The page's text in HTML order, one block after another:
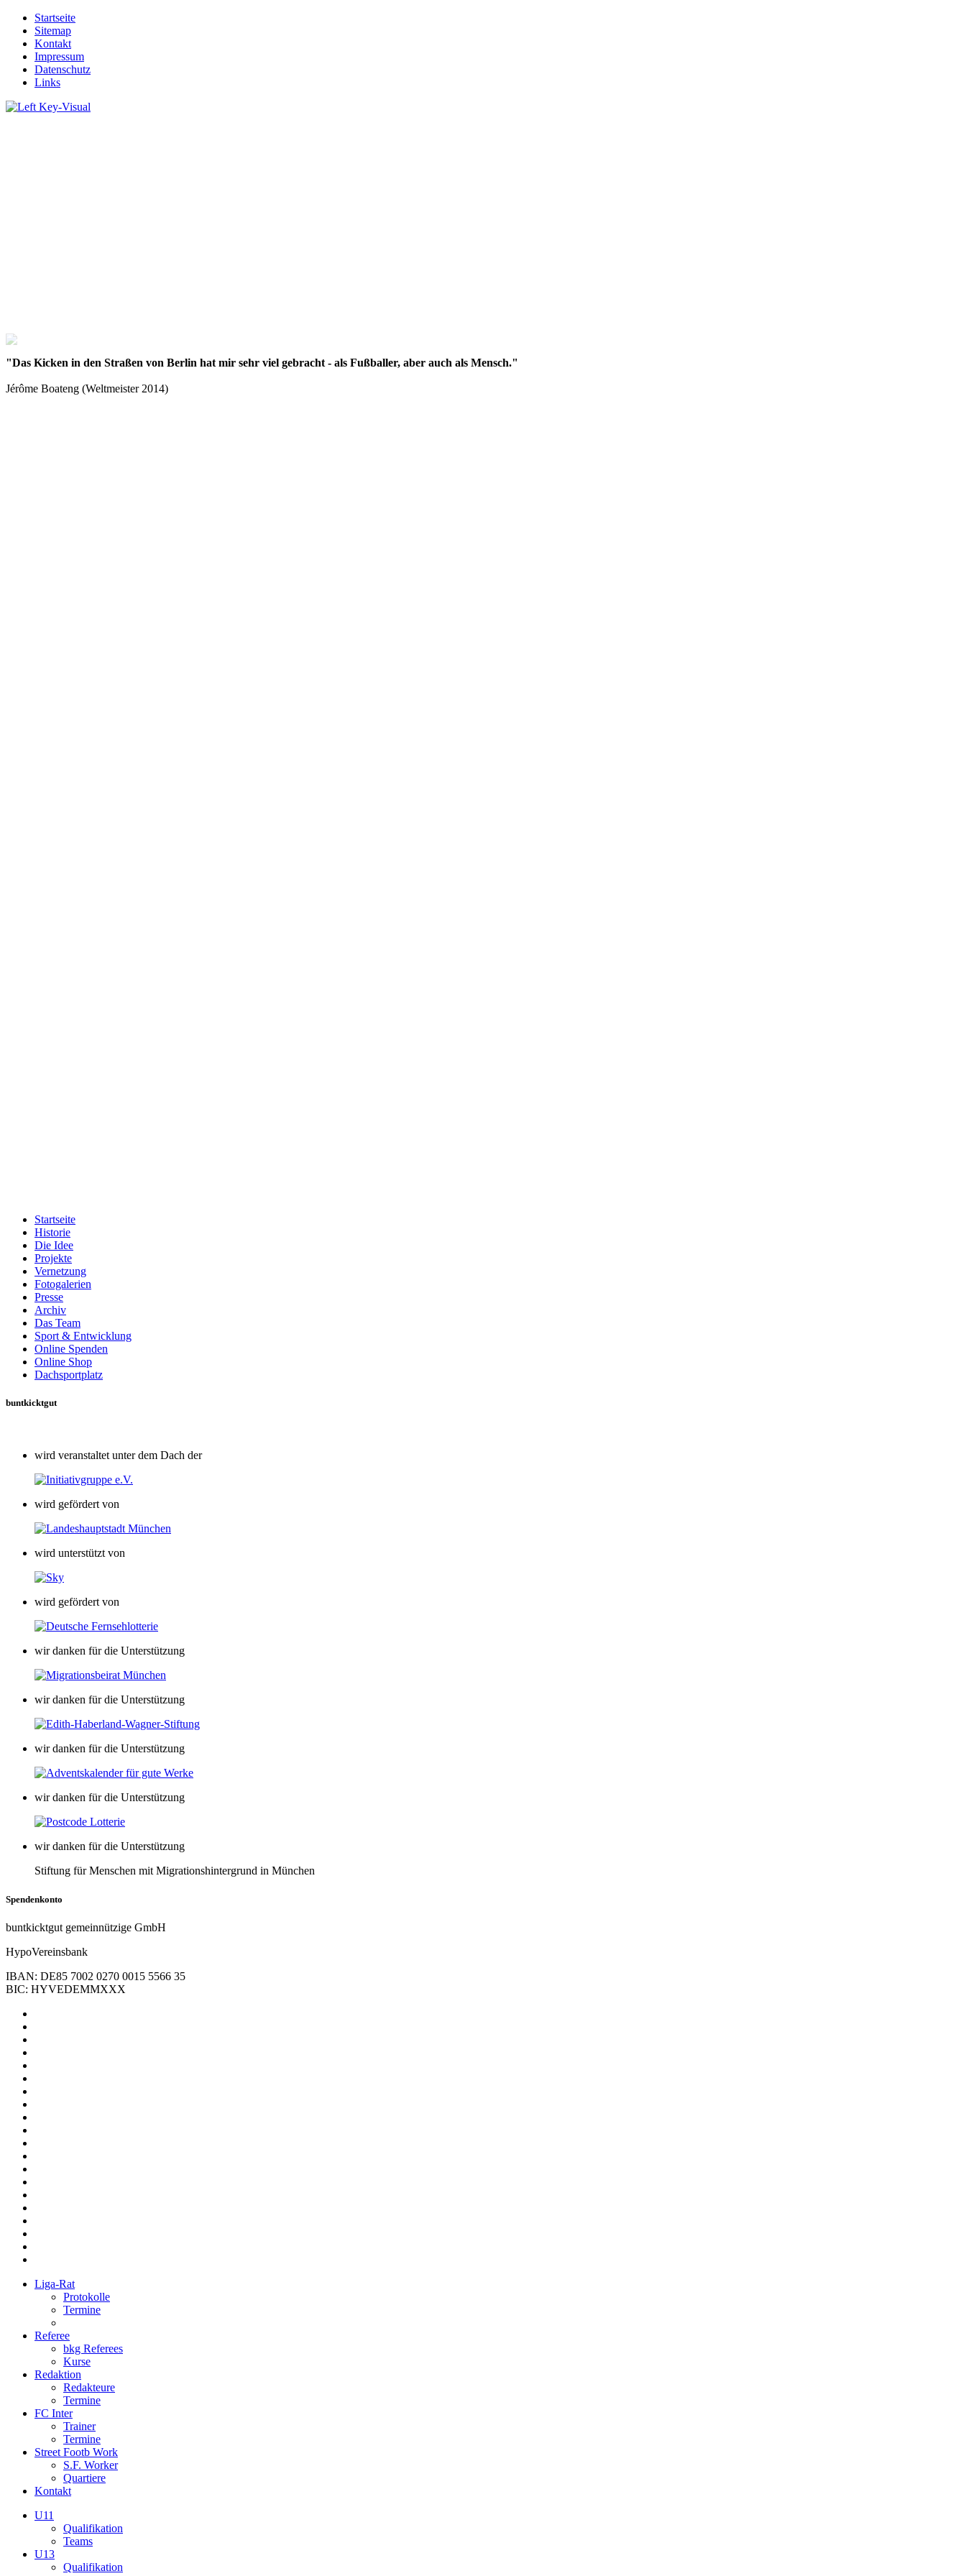
Startseite
Sitemap
Kontakt
Impressum
Datenschutz
Links
"Das Kicken in den Straßen von Berlin hat mir sehr viel gebracht - als Fußballer, aber auch als Mensch."
Jérôme Boateng (Weltmeister 2014)
Startseite
Historie
Die Idee
Projekte
Vernetzung
Fotogalerien
Presse
Archiv
Das Team
Sport & Entwicklung
Online Spenden
Online Shop
Dachsportplatz
buntkicktgut
wird veranstaltet unter dem Dach der
wird gefördert von
wird unterstützt von
wird gefördert von
wir danken für die Unterstützung
wir danken für die Unterstützung
wir danken für die Unterstützung
wir danken für die Unterstützung
wir danken für die Unterstützung
Stiftung für Menschen mit Migrationshintergrund in München
Spendenkonto
buntkicktgut gemeinnützige GmbH
HypoVereinsbank
IBAN: DE85 7002 0270 0015 5566 35
BIC: HYVEDEMMXXX
Liga-Rat
Protokolle
Termine
Referee
bkg Referees
Kurse
Redaktion
Redakteure
Termine
FC Inter
Trainer
Termine
Street Footb Work
S.F. Worker
Quartiere
Kontakt
U11
Qualifikation
Teams
U13
Qualifikation